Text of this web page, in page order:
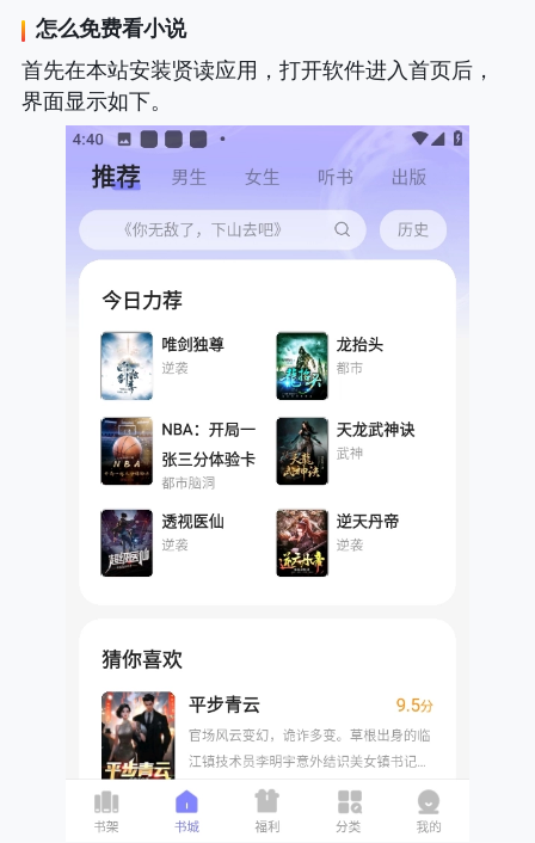
怎么免费看小说
首先在本站安装贤读应用，打开软件进入首页后，
界面显示如下。